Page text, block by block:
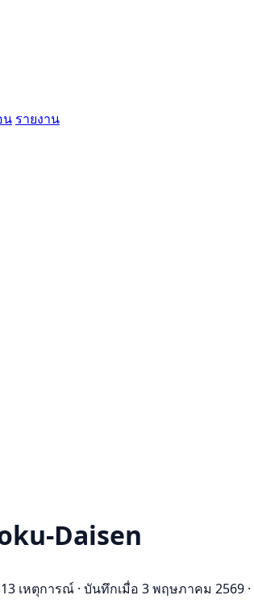
น รายงาน
Daisen
13 เหตุการณ์ · บันทึกเมื่อ 3 พฤษภาคม 2569 ·